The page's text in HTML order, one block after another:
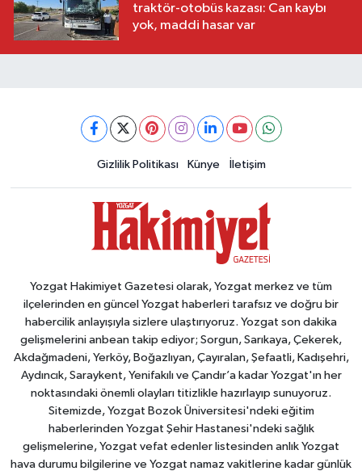
traktör-otobüs kazası: Can kaybı
yok, maddi hasar var
Gizlilik Politikası Künye İletişim
Yozgat Hakimiyet Gazetesi olarak, Yozgat merkez ve tüm
ilçelerinden en güncel Yozgat haberleri tarafsız ve doğru bir
habercilik anlayışıyla sizlere ulaştırıyoruz. Yozgat son dakika
gelişmelerini anbean takip ediyor; Sorgun, Sarıkaya, Çekerek,
Akdağmadeni, Yerköy, Boğazlıyan, Çayıralan, Şefaatli, Kadışehri,
Aydıncık, Saraykent, Yenifakılı ve Çandır’a kadar Yozgat'ın her
noktasındaki önemli olayları titizlikle hazırlayıp sunuyoruz.
Sitemizde, Yozgat Bozok Üniversitesi'ndeki eğitim
haberlerinden Yozgat Şehir Hastanesi'ndeki sağlık
gelişmelerine, Yozgat vefat edenler listesinden anlık Yozgat
hava durumu bilgilerine ve Yozgat namaz vakitlerine kadar günlük